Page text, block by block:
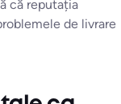
că reputația
de livrare